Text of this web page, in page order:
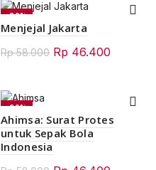
-20%
Menjejal Jakarta
Rp58.000 Original
Rp 46.400
Rp
-20%
SOLD OUT
NEW
Ahimsa: Surat Protes
untuk Sepak Bola
Indonesia